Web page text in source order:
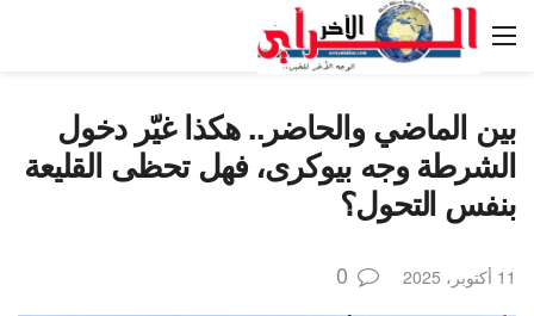
بين الماضي والحاضر.. هكذا غيّر دخول
الشرطة وجه بيوكرى، فهل تحظى القليعة
بنفس التحول؟
11 أكتوبر، 2025 0